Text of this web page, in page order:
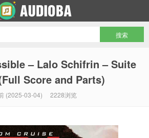
– Lalo Schifrin – Suite
Score and Parts)
(2025-03-04) 2228浏览